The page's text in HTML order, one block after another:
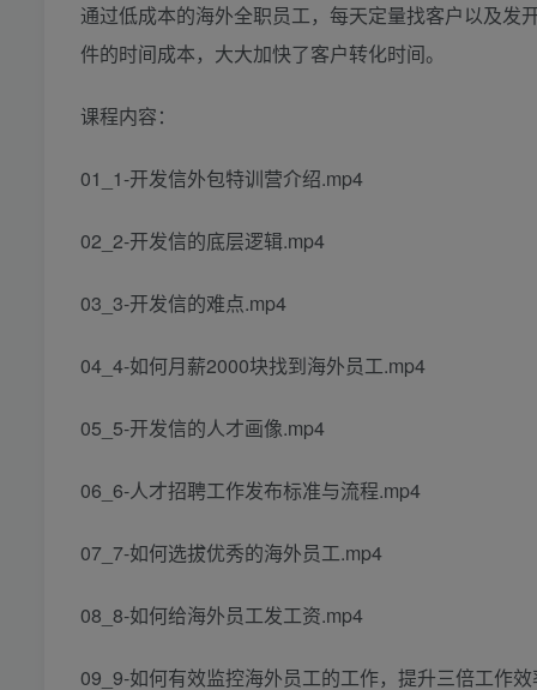
通过低成本的海外全职员工，每天定量找客户以及发
件的时间成本，大大加快了客户转化时间。
课程内容：
01_1-开发信外包特训营介绍.mp4
02_2-开发信的底层逻辑.mp4
03_3-开发信的难点.mp4
04_4-如何月薪2000块找到海外员工.mp4
05_5-开发信的人才画像.mp4
06_6-人才招聘工作发布标准与流程.mp4
07_7-如何选拔优秀的海外员工.mp4
08_8-如何给海外员工发工资.mp4
09_9-如何有效监控海外员工的工作，提升三倍工作